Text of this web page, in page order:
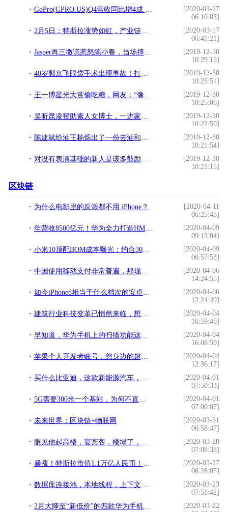
GoPro(GPRO.US)Q4营收同比增4成 净利润同比增近2倍
[2020-03-27
06:10:03]
2月5日：特斯拉涨势如虹，产业链再起风云
[2020-03-17
06:41:21]
Jasper再三撒谎惹怒陈小春，当场摔碗发脾气，工作人员都不敢说话
[2019-12-30
10:29:15]
40岁郭京飞眼袋手术出现事故！打个喷嚏刀口裂开，节目录一半离开
[2019-12-30
10:25:51]
王一博星光大赏偷吃糖，网友：“像极了上课偷吃的你！”
[2019-12-30
10:25:06]
吴昕昆凌帮助素人女博士，一进家就质疑：这是女孩子的房间？
[2019-12-30
10:22:59]
陈建斌给油王杨烁出了一份去油和育儿指南，请查收
[2019-12-30
10:21:54]
对没有表演基础的新人是该多鼓励，但捧杀就不好了
[2019-12-30
10:21:15]
区块链
为什么电影里的反派都不用 iPhone？
[2020-04-11
06:25:43]
年营收8500亿元！华为全力打造HMS生态系统，摆脱对谷歌的依赖
[2020-04-09
09:13:04]
小米10顶配BOM成本曝光：约合3088元 雷军真心“交朋友”
[2020-04-09
06:57:53]
中国使用移动支付非常普遍，那现金到哪里去了？这些你应该知道
[2020-04-06
14:24:55]
如今iPhone8相当于什么档次的安卓手机？看完后不得不说“真香”
[2020-04-06
12:24:49]
建筑行业科技变革已悄然来临，想想就让人怦然心动
[2020-04-04
16:59:46]
早知道，华为手机上的扫描功能这么好用，就不花几千块买扫描仪了
[2020-04-04
16:08:59]
苹果个人开发者账号，您身边的超级签名
[2020-04-04
12:36:17]
买什么比亚迪，这款新能源汽车，标配HUD抬头显示，起售仅6.68万
[2020-04-01
07:50:33]
5G需要300米一个基站，为何不直接弄成WIFI呢？
[2020-04-01
07:00:07]
未来世界：区块链+物联网
[2020-03-31
06:58:47]
眼见他起高楼，宴宾客，楼塌了，却正在王思聪身上逆袭了？
[2020-03-28
07:08:38]
暴涨！特斯拉市值1.1万亿人民币！超中国A股车企市值总和
[2020-03-27
06:28:05]
数据库连接池，本地线程，上下文管理
[2020-03-23
07:51:42]
2月大降至“新低价”的四款华为手机，你更看好其中的哪一款？
[2020-03-22